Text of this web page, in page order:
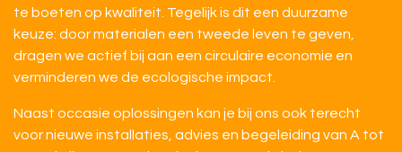
te boeten op kwaliteit. Tegelijk is dit een duurzame
keuze: door materialen een tweede leven te geven,
dragen we actief bij aan een circulaire economie en
verminderen we de ecologische impact.
Naast occasie oplossingen kan je bij ons ook terecht
voor nieuwe installaties, advies en begeleiding van A tot